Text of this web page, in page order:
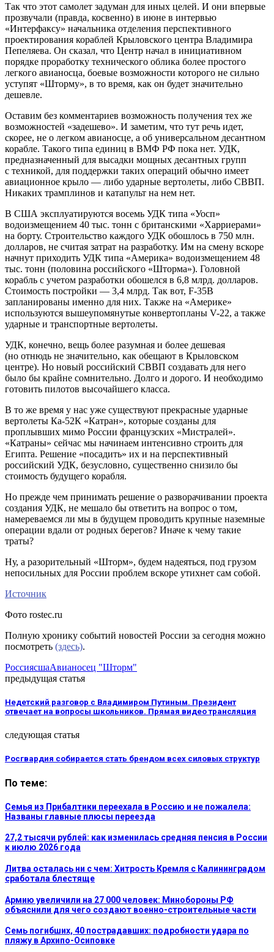
Так что этот самолет задуман для иных целей. И они впервые
прозвучали (правда, косвенно) в июне в интервью
«Интерфаксу» начальника отделения перспективного
проектирования кораблей Крыловского центра Владимира
Пепеляева. Он сказал, что Центр начал в инициативном
порядке проработку технического облика более простого
легкого авианосца, боевые возможности которого не сильно
уступят «Шторму», в то время, как он будет значительно
дешевле.
Оставим без комментариев возможность получения тех же
возможностей «задешево». И заметим, что тут речь идет,
скорее, не о легком авианосце, а об универсальном десантном
корабле. Такого типа единиц в ВМФ РФ пока нет. УДК,
предназначенный для высадки мощных десантных групп
с техникой, для поддержки таких операций обычно имеет
авиационное крыло — либо ударные вертолеты, либо СВВП.
Никаких трамплинов и катапульт на нем нет.
В США эксплуатируются восемь УДК типа «Уосп»
водоизмещением 40 тыс. тонн с британскими «Харриерами»
на борту. Строительство каждого УДК обошлось в 750 млн.
долларов, не считая затрат на разработку. Им на смену вскоре
начнут приходить УДК типа «Америка» водоизмещением 48
тыс. тонн (половина российского «Шторма»). Головной
корабль с учетом разработки обошелся в 6,8 млрд. долларов.
Стоимость постройки — 3,4 млрд. Так вот, F-35B
запланированы именно для них. Также на «Америке»
используются вышеупомянутые конвертопланы V-22, а также
ударные и транспортные вертолеты.
УДК, конечно, вещь более разумная и более дешевая
(но отнюдь не значительно, как обещают в Крыловском
центре). Но новый российский СВВП создавать для него
было бы крайне сомнительно. Долго и дорого. И необходимо
готовить пилотов высочайшего класса.
В то же время у нас уже существуют прекрасные ударные
вертолеты Ка-52К «Катран», которые созданы для
проплывших мимо России французских «Мистралей».
«Катраны» сейчас мы начинаем интенсивно строить для
Египта. Решение «посадить» их и на перспективный
российский УДК, безусловно, существенно снизило бы
стоимость будущего корабля.
Но прежде чем принимать решение о разворачивании проекта
создания УДК, не мешало бы ответить на вопрос о том,
намереваемся ли мы в будущем проводить крупные наземные
операции вдали от родных берегов? Иначе к чему такие
траты?
Ну, а разорительный «Шторм», будем надеяться, под грузом
непосильных для России проблем вскоре утихнет сам собой.
Источник
Фото rostec.ru
Полную хронику событий новостей России за сегодня можно
посмотреть (здесь).
РоссиясшаАвианосец "Шторм"
предыдущая статья
Недетский разговор с Владимиром Путиным. Президент
отвечает на вопросы школьников. Прямая видео трансляция
следующая статья
Росгвардия собирается стать брендом всех силовых структур
По теме:
Семья из Прибалтики переехала в Россию и не пожалела:
Названы главные плюсы переезда
27,2 тысячи рублей: как изменилась средняя пенсия в России
к июлю 2026 года
Литва осталась ни с чем: Хитрость Кремля с Калининградом
сработала блестяще
Армию увеличили на 27 000 человек: Минобороны РФ
объяснили для чего создают военно-строительные части
Семь погибших, 40 пострадавших: подробности удара по
пляжу в Архипо-Осиповке